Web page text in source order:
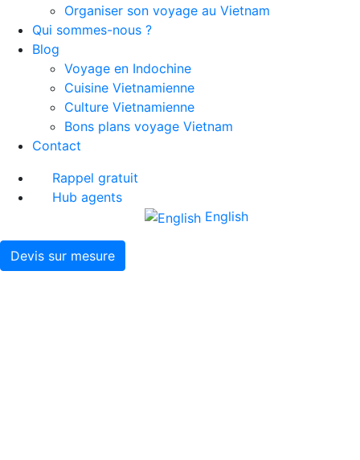
Organiser son voyage au Vietnam
Qui sommes-nous ?
Blog
Voyage en Indochine
Cuisine Vietnamienne
Culture Vietnamienne
Bons plans voyage Vietnam
Contact
Rappel gratuit
Hub agents
English
Devis sur mesure